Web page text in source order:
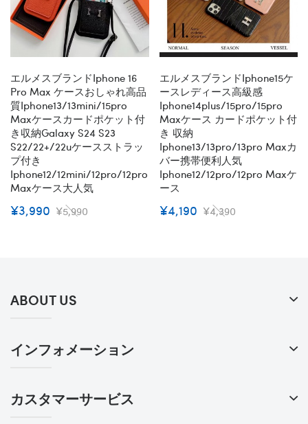
エルメスブランドiphone 16
Pro Max ケースおしゃれ高品
質iphone13/13mini/15pro
Maxケースカードポケット付
き収納galaxy S24 S23
S22/22+/22uケースストラッ
プ付き
Iphone12/12mini/12pro/12pro
Maxケース大人気
¥3,990 ¥5,990
エルメスブランドiphone15ケ
ースレディース高級感
Iphone14plus/15pro/15pro
Maxケース カードポケット付
き 収納
Iphone13/13pro/13pro Maxカ
バー携帯便利人気
Iphone12/12pro/12pro Maxケ
ース
¥4,190 ¥4,390
ABOUT US
インフォメーション
カスタマーサービス